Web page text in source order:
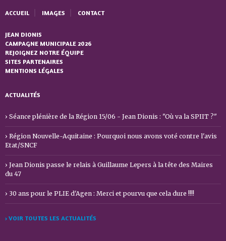
ACCUEIL IMAGES CONTACT
JEAN DIONIS
CAMPAGNE MUNICIPALE 2026
REJOIGNEZ NOTRE ÉQUIPE
SITES PARTENAIRES
MENTIONS LÉGALES
ACTUALITÉS
Séance plénière de la Région 15/06 - Jean Dionis : "Où va la SPIIT ?"
Région Nouvelle-Aquitaine : Pourquoi nous avons voté contre l'avis
Etat/SNCF
Jean Dionis passe le relais à Guillaume Lepers à la tête des Maires
du 47
30 ans pour le PLIE d'Agen : Merci et pourvu que cela dure !!!!
› VOIR TOUTES LES ACTUALITÉS